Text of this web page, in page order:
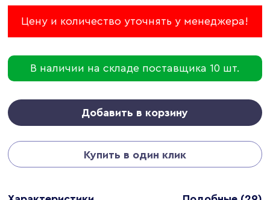
Цену и количество уточнять у менеджера!
В наличии на складе поставщика 10 шт.
Добавить в корзину
Купить в один клик